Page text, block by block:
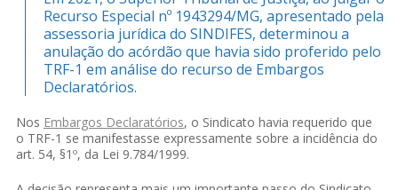
Recurso Especial nº 1943294/MG, apresentado pela
assessoria jurídica do SINDIFES, determinou a
anulação do acórdão que havia sido proferido pelo
TRF-1 em análise do recurso de Embargos
Declaratórios.
Nos Embargos Declaratórios, o Sindicato havia requerido que
o TRF-1 se manifestasse expressamente sobre a incidência do
art. 54, §1º, da Lei 9.784/1999.